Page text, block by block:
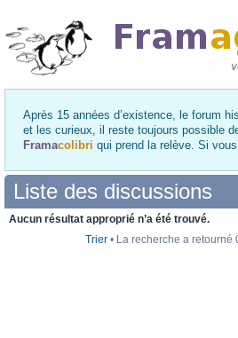
Après 15 années d’existence, le forum
et les curieux, il reste toujours possible
Framacolibri qui prend la relève. Si
Liste des discussions
Aucun résultat approprié n’a été trouvé.
Trier • La recherche a retourné